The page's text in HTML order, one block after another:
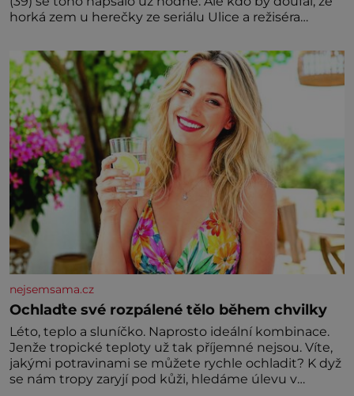
horká zem u herečky ze seriálu Ulice a režiséra
nejsemsama.cz
Ochlaďte své rozpálené tělo během chvilky
Léto, teplo a sluníčko. Naprosto ideální kombinace.
Jenže tropické teploty už tak příjemné nejsou. Víte,
jakými potravinami se můžete rychle ochladit? K dyž
se nám tropy zaryjí pod kůži, hledáme úlevu v